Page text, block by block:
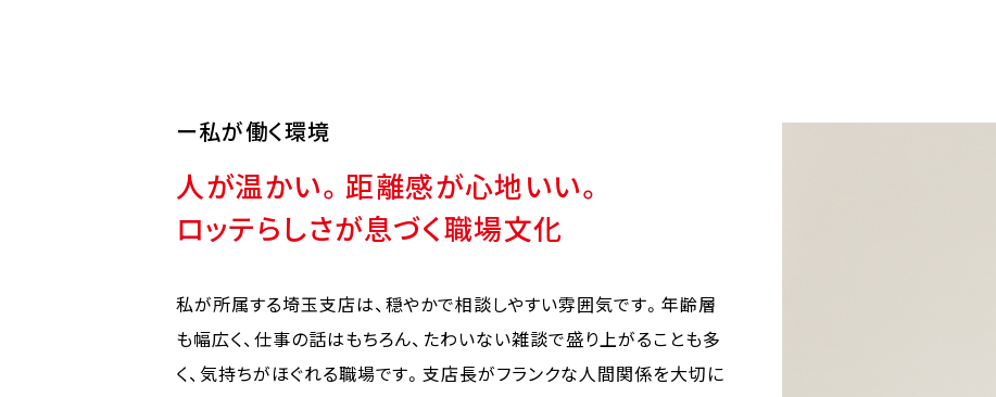
私が働く環境
人が温かい。距離感が心地いい。
ロッテらしさが息づく職場文化
私が所属する埼玉支店は、穏やかで相談しやすい雰囲気です。年齢層
も幅広く、仕事の話はもちろん、たわいない雑談で盛り上がることも多
く、気持ちがほぐれる職場です。支店長がフランクな人間関係を大切に